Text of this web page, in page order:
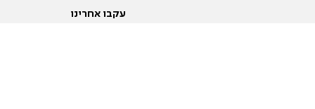
עקבו אחרינו